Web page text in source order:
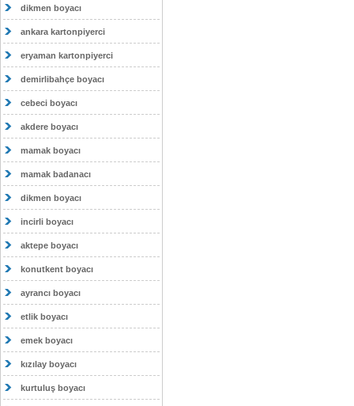
dikmen boyacı
ankara kartonpiyerci
eryaman kartonpiyerci
demirlibahçe boyacı
cebeci boyacı
akdere boyacı
mamak boyacı
mamak badanacı
dikmen boyacı
incirli boyacı
aktepe boyacı
konutkent boyacı
ayrancı boyacı
etlik boyacı
emek boyacı
kızılay boyacı
kurtuluş boyacı